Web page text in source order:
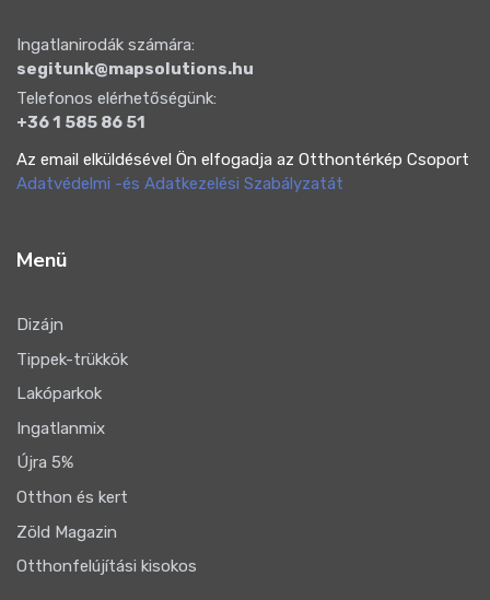
Ingatlanirodák számára:
segitunk@mapsolutions.hu
Telefonos elérhetőségünk:
+36 1 585 86 51
Az email elküldésével Ön elfogadja az Otthontérkép Csoport
Adatvédelmi -és Adatkezelési Szabályzatát
Menü
Dizájn
Tippek-trükkök
Lakóparkok
Ingatlanmix
Újra 5%
Otthon és kert
Zöld Magazin
Otthonfelújítási kisokos